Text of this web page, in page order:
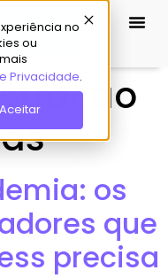
no
ou
Privacidade.
Aceitar
os
que
precisa